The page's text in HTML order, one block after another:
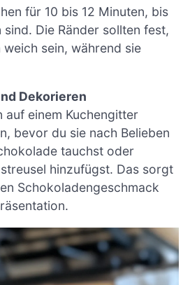
für 10 bis 12 Minuten, bis
Die Ränder sollten fest,
sein, während sie
Dekorieren
auf einem Kuchengitter
bevor du sie nach Belieben
tauchst oder
hinzufügst. Das sorgt
Schokoladengeschmack